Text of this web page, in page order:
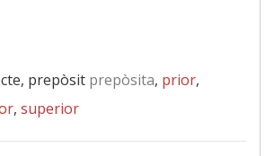
prepòsit prepòsita, prior,
, superior